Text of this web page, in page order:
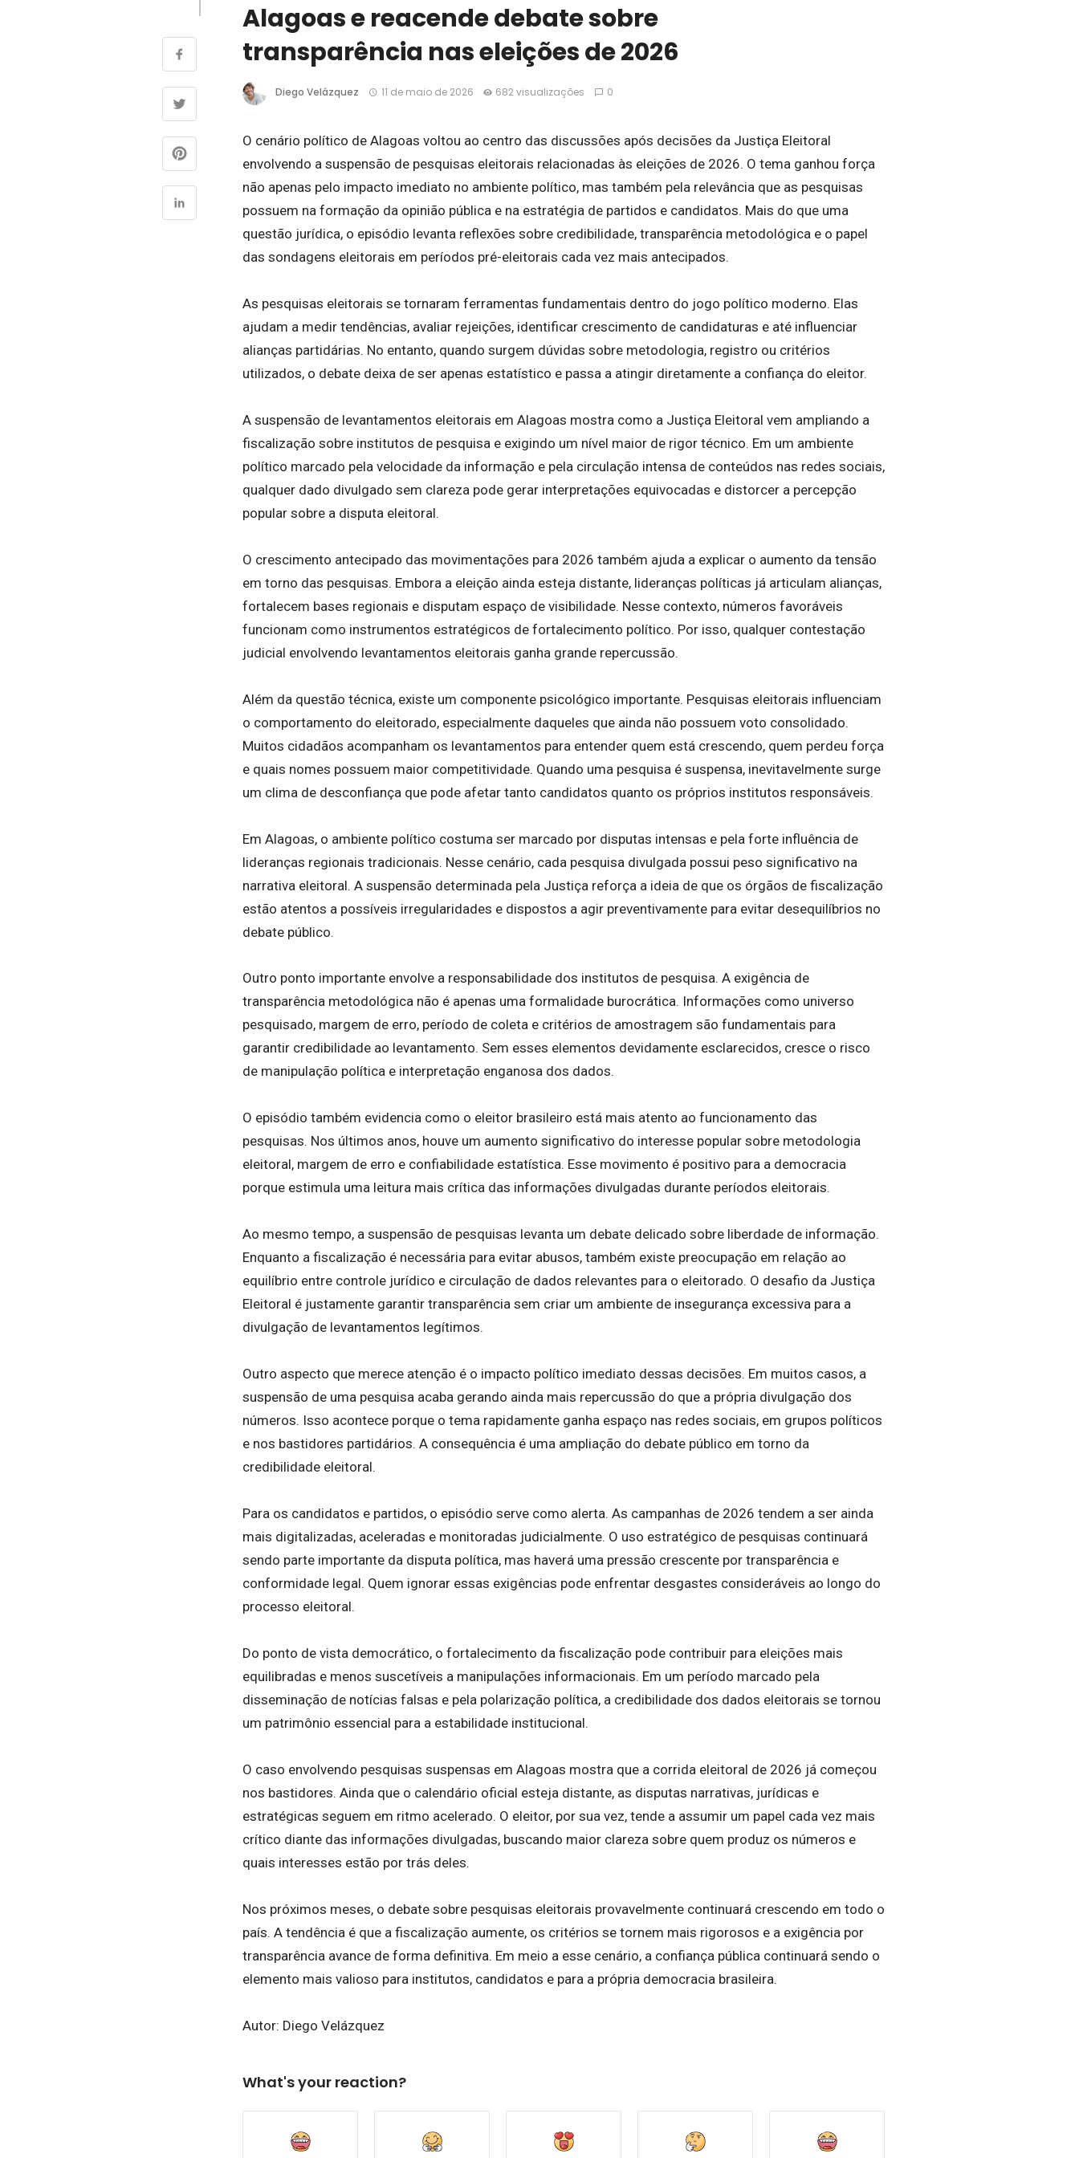
Alagoas e reacende debate sobre
transparência nas eleições de 2026
Diego Velázquez 11 de maio de 2026 682 visualizações 0
O cenário político de Alagoas voltou ao centro das discussões após decisões da Justiça Eleitoral
envolvendo a suspensão de pesquisas eleitorais relacionadas às eleições de 2026. O tema ganhou força
não apenas pelo impacto imediato no ambiente político, mas também pela relevância que as pesquisas
possuem na formação da opinião pública e na estratégia de partidos e candidatos. Mais do que uma
questão jurídica, o episódio levanta reflexões sobre credibilidade, transparência metodológica e o papel
das sondagens eleitorais em períodos pré-eleitorais cada vez mais antecipados.
As pesquisas eleitorais se tornaram ferramentas fundamentais dentro do jogo político moderno. Elas
ajudam a medir tendências, avaliar rejeições, identificar crescimento de candidaturas e até influenciar
alianças partidárias. No entanto, quando surgem dúvidas sobre metodologia, registro ou critérios
utilizados, o debate deixa de ser apenas estatístico e passa a atingir diretamente a confiança do eleitor.
A suspensão de levantamentos eleitorais em Alagoas mostra como a Justiça Eleitoral vem ampliando a
fiscalização sobre institutos de pesquisa e exigindo um nível maior de rigor técnico. Em um ambiente
político marcado pela velocidade da informação e pela circulação intensa de conteúdos nas redes sociais,
qualquer dado divulgado sem clareza pode gerar interpretações equivocadas e distorcer a percepção
popular sobre a disputa eleitoral.
O crescimento antecipado das movimentações para 2026 também ajuda a explicar o aumento da tensão
em torno das pesquisas. Embora a eleição ainda esteja distante, lideranças políticas já articulam alianças,
fortalecem bases regionais e disputam espaço de visibilidade. Nesse contexto, números favoráveis
funcionam como instrumentos estratégicos de fortalecimento político. Por isso, qualquer contestação
judicial envolvendo levantamentos eleitorais ganha grande repercussão.
Além da questão técnica, existe um componente psicológico importante. Pesquisas eleitorais influenciam
o comportamento do eleitorado, especialmente daqueles que ainda não possuem voto consolidado.
Muitos cidadãos acompanham os levantamentos para entender quem está crescendo, quem perdeu força
e quais nomes possuem maior competitividade. Quando uma pesquisa é suspensa, inevitavelmente surge
um clima de desconfiança que pode afetar tanto candidatos quanto os próprios institutos responsáveis.
Em Alagoas, o ambiente político costuma ser marcado por disputas intensas e pela forte influência de
lideranças regionais tradicionais. Nesse cenário, cada pesquisa divulgada possui peso significativo na
narrativa eleitoral. A suspensão determinada pela Justiça reforça a ideia de que os órgãos de fiscalização
estão atentos a possíveis irregularidades e dispostos a agir preventivamente para evitar desequilíbrios no
debate público.
Outro ponto importante envolve a responsabilidade dos institutos de pesquisa. A exigência de
transparência metodológica não é apenas uma formalidade burocrática. Informações como universo
pesquisado, margem de erro, período de coleta e critérios de amostragem são fundamentais para
garantir credibilidade ao levantamento. Sem esses elementos devidamente esclarecidos, cresce o risco
de manipulação política e interpretação enganosa dos dados.
O episódio também evidencia como o eleitor brasileiro está mais atento ao funcionamento das
pesquisas. Nos últimos anos, houve um aumento significativo do interesse popular sobre metodologia
eleitoral, margem de erro e confiabilidade estatística. Esse movimento é positivo para a democracia
porque estimula uma leitura mais crítica das informações divulgadas durante períodos eleitorais.
Ao mesmo tempo, a suspensão de pesquisas levanta um debate delicado sobre liberdade de informação.
Enquanto a fiscalização é necessária para evitar abusos, também existe preocupação em relação ao
equilíbrio entre controle jurídico e circulação de dados relevantes para o eleitorado. O desafio da Justiça
Eleitoral é justamente garantir transparência sem criar um ambiente de insegurança excessiva para a
divulgação de levantamentos legítimos.
Outro aspecto que merece atenção é o impacto político imediato dessas decisões. Em muitos casos, a
suspensão de uma pesquisa acaba gerando ainda mais repercussão do que a própria divulgação dos
números. Isso acontece porque o tema rapidamente ganha espaço nas redes sociais, em grupos políticos
e nos bastidores partidários. A consequência é uma ampliação do debate público em torno da
credibilidade eleitoral.
Para os candidatos e partidos, o episódio serve como alerta. As campanhas de 2026 tendem a ser ainda
mais digitalizadas, aceleradas e monitoradas judicialmente. O uso estratégico de pesquisas continuará
sendo parte importante da disputa política, mas haverá uma pressão crescente por transparência e
conformidade legal. Quem ignorar essas exigências pode enfrentar desgastes consideráveis ao longo do
processo eleitoral.
Do ponto de vista democrático, o fortalecimento da fiscalização pode contribuir para eleições mais
equilibradas e menos suscetíveis a manipulações informacionais. Em um período marcado pela
disseminação de notícias falsas e pela polarização política, a credibilidade dos dados eleitorais se tornou
um patrimônio essencial para a estabilidade institucional.
O caso envolvendo pesquisas suspensas em Alagoas mostra que a corrida eleitoral de 2026 já começou
nos bastidores. Ainda que o calendário oficial esteja distante, as disputas narrativas, jurídicas e
estratégicas seguem em ritmo acelerado. O eleitor, por sua vez, tende a assumir um papel cada vez mais
crítico diante das informações divulgadas, buscando maior clareza sobre quem produz os números e
quais interesses estão por trás deles.
Nos próximos meses, o debate sobre pesquisas eleitorais provavelmente continuará crescendo em todo o
país. A tendência é que a fiscalização aumente, os critérios se tornem mais rigorosos e a exigência por
transparência avance de forma definitiva. Em meio a esse cenário, a confiança pública continuará sendo o
elemento mais valioso para institutos, candidatos e para a própria democracia brasileira.
Autor: Diego Velázquez
What's your reaction?